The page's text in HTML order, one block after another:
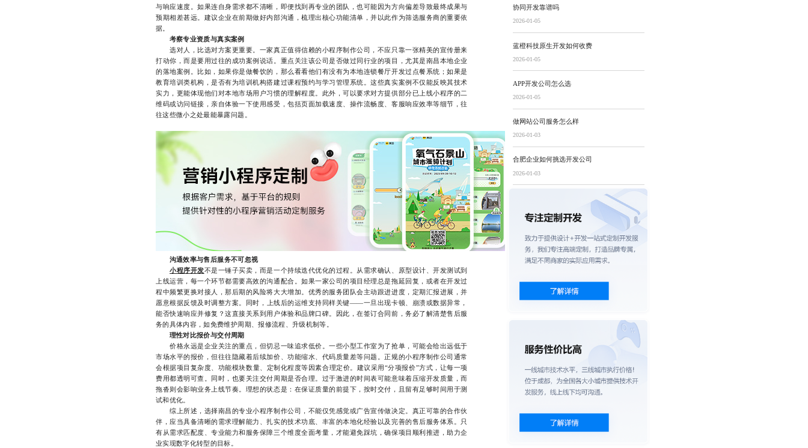
与响应速度。如果连自身需求都不清晰，即便找到再专业的团队，也可能因为方向偏差导致最终成果与
预期相差甚远。建议企业在前期做好内部沟通，梳理出核心功能清单，并以此作为筛选服务商的重要依
据。
考察专业资质与真实案例
选对人，比选对方案更重要。一家真正值得信赖的小程序制作公司，不应只靠一张精美的宣传册来
打动你，而是要用过往的成功案例说话。重点关注该公司是否做过同行业的项目，尤其是南昌本地企业
的落地案例。比如，如果你是做餐饮的，那么看看他们有没有为本地连锁餐厅开发过点餐系统；如果是
教育培训类机构，是否有为培训机构搭建过课程预约与学习管理系统。这些真实案例不仅能反映其技术
实力，更能体现他们对本地市场用户习惯的理解程度。此外，可以要求对方提供部分已上线小程序的二
维码或访问链接，亲自体验一下使用感受，包括页面加载速度、操作流畅度、客服响应效率等细节，往
往这些微小之处最能暴露问题。
沟通效率与售后服务不可忽视
小程序开发不是一锤子买卖，而是一个持续迭代优化的过程。从需求确认、原型设计、开发测试到
上线运营，每一个环节都需要高效的沟通配合。如果一家公司的项目经理总是拖延回复，或者在开发过
程中频繁更换对接人，那后期的风险将大大增加。优秀的服务团队会主动跟进进度，定期汇报进展，并
愿意根据反馈及时调整方案。同时，上线后的运维支持同样关键——一旦出现卡顿、崩溃或数据异常，
能否快速响应并修复？这直接关系到用户体验和品牌口碑。因此，在签订合同前，务必了解清楚售后服
务的具体内容，如免费维护周期、报修流程、升级机制等。
理性对比报价与交付周期
价格永远是企业关注的重点，但切忌一味追求低价。一些小型工作室为了抢单，可能会给出远低于
市场水平的报价，但往往隐藏着后续加价、功能缩水、代码质量差等问题。正规的小程序制作公司通常
会根据项目复杂度、功能模块数量、定制化程度等因素合理定价。建议采用“分项报价”方式，让每一项
费用都透明可查。同时，也要关注交付周期是否合理。过于激进的时间表可能意味着压缩开发质量，而
拖沓则会影响业务上线节奏。理想的状态是：在保证质量的前提下，按时交付，且留有足够时间用于测
试和优化。
综上所述，选择南昌的专业小程序制作公司，不能仅凭感觉或广告宣传做决定。真正可靠的合作伙
伴，应当具备清晰的需求理解能力、扎实的技术功底、丰富的本地化经验以及完善的售后服务体系。只
有从需求匹配度、专业能力和服务保障三个维度全面考量，才能避免踩坑，确保项目顺利推进，助力企
业实现数字化转型的目标。
协同开发靠谱吗
2026-01-05
蓝橙科技原生开发如何收费
2026-01-05
APP开发公司怎么选
2026-01-05
做网站公司服务怎么样
2026-01-03
合肥企业如何挑选开发公司
2026-01-03